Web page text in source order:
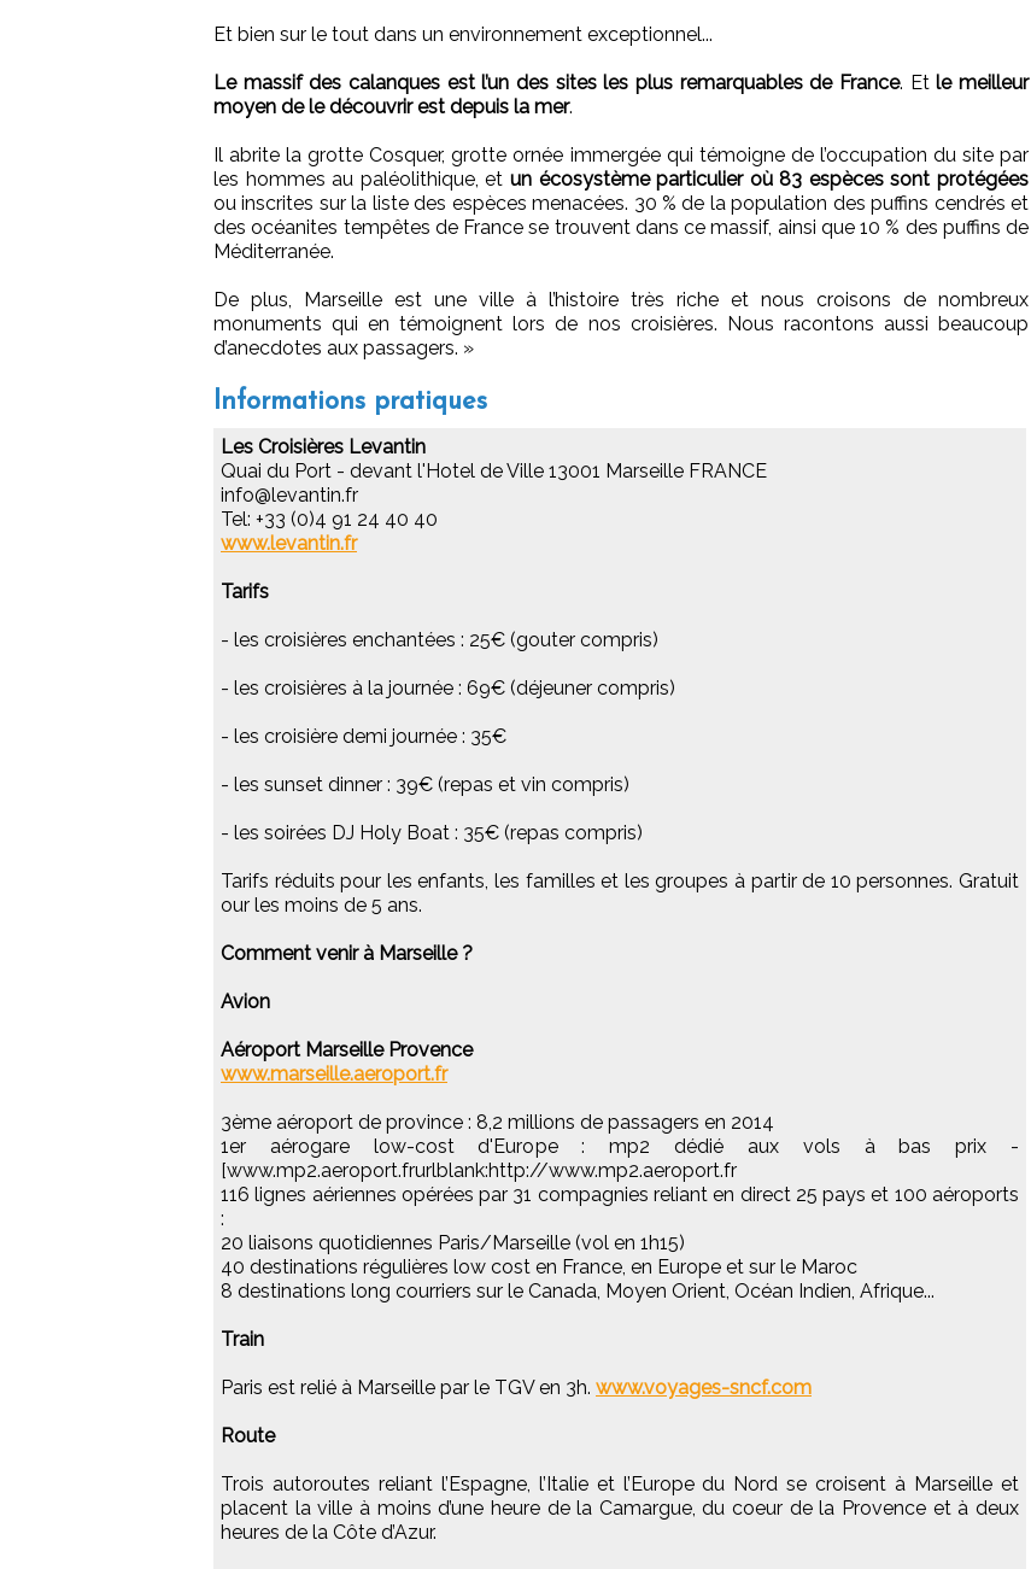
Et bien sur le tout dans un environnement exceptionnel...
Le massif des calanques est l’un des sites les plus remarquables de France. Etle meilleur
moyen de le découvrir est depuis la mer.
Il abrite la grotte Cosquer, grotte ornée immergée qui témoigne de l’occupation du site par
les hommes au paléolithique, et un écosystème particulier où 83 espèces sont protégées
ou inscrites sur la liste des espèces menacées. 30 % de la population des puffins cendrés et
des océanites tempêtes de France se trouvent dans ce massif, ainsi que 10 % des puffins de
Méditerranée.
De plus, Marseille est une ville à l’histoire très riche et nous croisons de nombreux
monuments qui en témoignent lors de nos croisières. Nous racontons aussi beaucoup
d’anecdotes aux passagers. »
Informations pratiques
Les Croisières Levantin
Quai du Port - devant l'Hotel de Ville 13001 Marseille FRANCE
info@levantin.fr
Tel: +33 (0)4 91 24 40 40
www.levantin.fr
Tarifs
- les croisières enchantées : 25€ (gouter compris)
- les croisières à la journée : 69€ (déjeuner compris)
- les croisière demi journée : 35€
- les sunset dinner : 39€ (repas et vin compris)
- les soirées DJ Holy Boat : 35€ (repas compris)
Tarifs réduits pour les enfants, les familles et les groupes à partir de 10 personnes. Gratuit
our les moins de 5 ans.
Comment venir à Marseille ?
Avion
Aéroport Marseille Provence
www.marseille.aeroport.fr
3ème aéroport de province : 8,2 millions de passagers en 2014
1er aérogare low-cost d'Europe : mp2 dédié aux vols à bas prix -
[www.mp2.aeroport.frurlblank:http://www.mp2.aeroport.fr
116 lignes aériennes opérées par 31 compagnies reliant en direct 25 pays et 100 aéroports
:
20 liaisons quotidiennes Paris/Marseille (vol en 1h15)
40 destinations régulières low cost en France, en Europe et sur le Maroc
8 destinations long courriers sur le Canada, Moyen Orient, Océan Indien, Afrique...
Train
Paris est relié à Marseille par le TGV en 3h. www.voyages-sncf.com
Route
Trois autoroutes reliant l’Espagne, l’Italie et l’Europe du Nord se croisent à Marseille et
placent la ville à moins d’une heure de la Camargue, du coeur de la Provence et à deux
heures de la Côte d’Azur.